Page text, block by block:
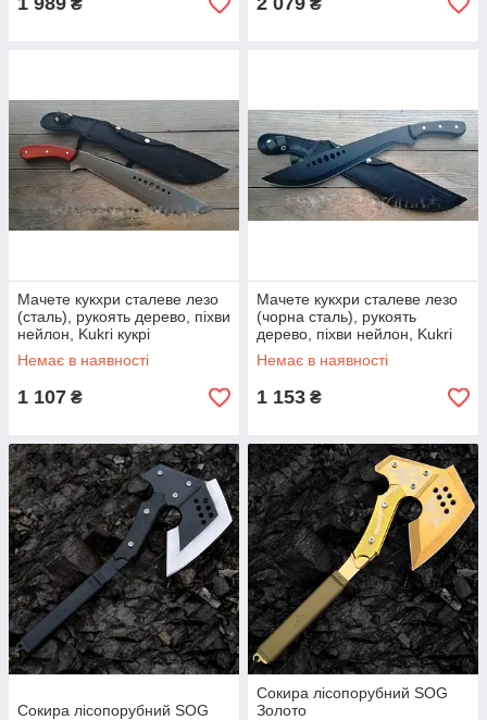
₴ ₴
Мачете кукхри сталеве лезо
(сталь), рукоять дерево, піхви
нейлон, Kukri кукрі
Немає в наявності
1 107 ₴
Мачете кукхри сталеве лезо
(чорна сталь), рукоять
дерево, піхви нейлон, Kukri
кукрі
Немає в наявності
1 153 ₴
Сокира лісопорубний SOG
Сокира лісопорубний SOG
Золото